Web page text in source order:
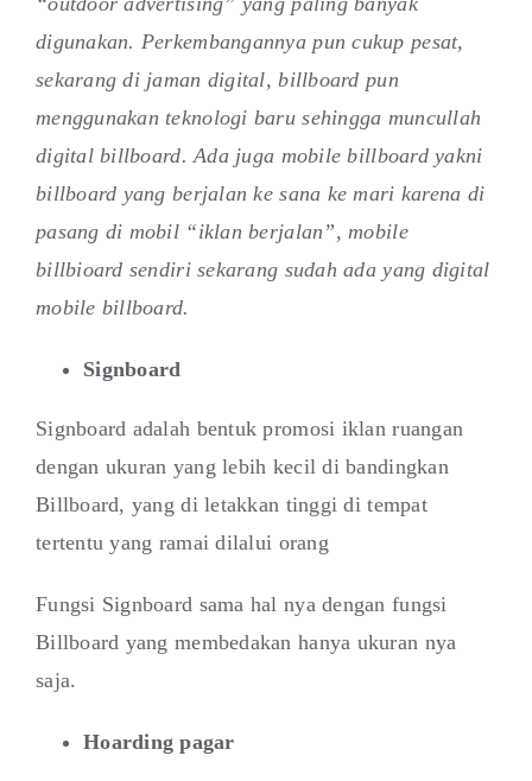
digunakan. Perkembangannya pun cukup pesat,
sekarang di jaman digital, billboard pun
menggunakan teknologi baru sehingga muncullah
digital billboard. Ada juga mobile billboard yakni
billboard yang berjalan ke sana ke mari karena di
pasang di mobil “iklan berjalan”, mobile
billbioard sendiri sekarang sudah ada yang digital
mobile billboard.
Signboard
Signboard adalah bentuk promosi iklan ruangan
dengan ukuran yang lebih kecil di bandingkan
Billboard, yang di letakkan tinggi di tempat
tertentu yang ramai dilalui orang
Fungsi Signboard sama hal nya dengan fungsi
Billboard yang membedakan hanya ukuran nya
saja.
Hoarding pagar